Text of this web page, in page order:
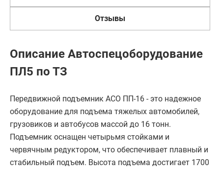
Отзывы
Описание Автоспецоборудование
ПЛ5 по ТЗ
Передвижной подъемник АСО ПП-16 - это надежное
оборудование для подъема тяжелых автомобилей,
грузовиков и автобусов массой до 16 тонн.
Подъемник оснащен четырьмя стойками и
червячным редуктором, что обеспечивает плавный и
стабильный подъем. Высота подъема достигает 1700